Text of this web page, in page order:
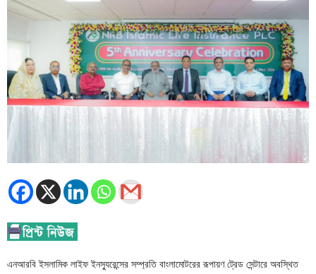
এনআরবি ইসলামিক লাইফ ইনস্যুরেন্সের সম্প্রতি বাংলামোটরের রূপায়ণ ট্রেড সেন্টারে অবস্থিত